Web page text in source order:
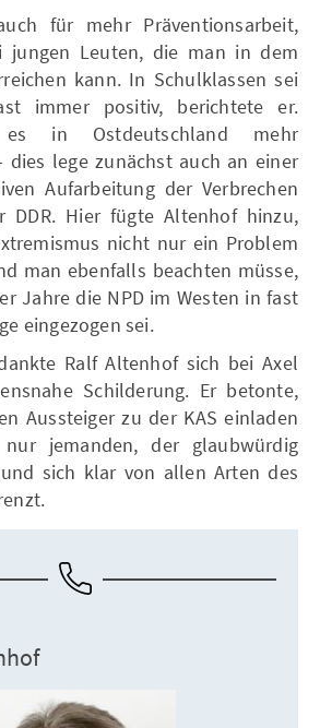
für mehr Präventionsarbeit,
jungen Leuten, die man in dem
kann. In Schulklassen sei
immer positiv, berichtete er.
in Ostdeutschland mehr
dies lege zunächst auch an einer
Aufarbeitung der Verbrechen
DDR. Hier fügte Altenhof hinzu,
nicht nur ein Problem
man ebenfalls beachten müsse,
Jahre die NPD im Westen in fast
eingezogen sei.
Ralf Altenhof sich bei Axel
Schilderung. Er betonte,
Aussteiger zu der KAS einladen
jemanden, der glaubwürdig
sich klar von allen Arten des